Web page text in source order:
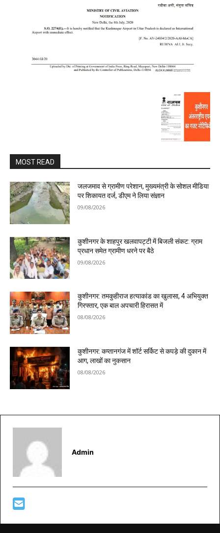
MOST READ
जलजमाव से ग्रामीण परेशान, मुख्यमंत्री के सोशल मीडिया
पर शिकायत दर्ज, डीएम ने लिया संज्ञान
09/08/2026
कुशीनगर के शाहपुर खलवापट्टी में बिजली संकट: ग्राम
प्रधान समेत ग्रामीण धरने पर बैठे
09/08/2026
कुशीनगर: तमकुहीराज हत्याकांड का खुलासा, 4 अभियुक्त
गिरफ्तार, एक बाल अपचारी हिरासत में
08/08/2026
कुशीनगर: कप्तानगंज में शॉर्ट सर्किट से कपड़े की दुकान में
आग, लाखों का नुकसान
08/08/2026
Admin